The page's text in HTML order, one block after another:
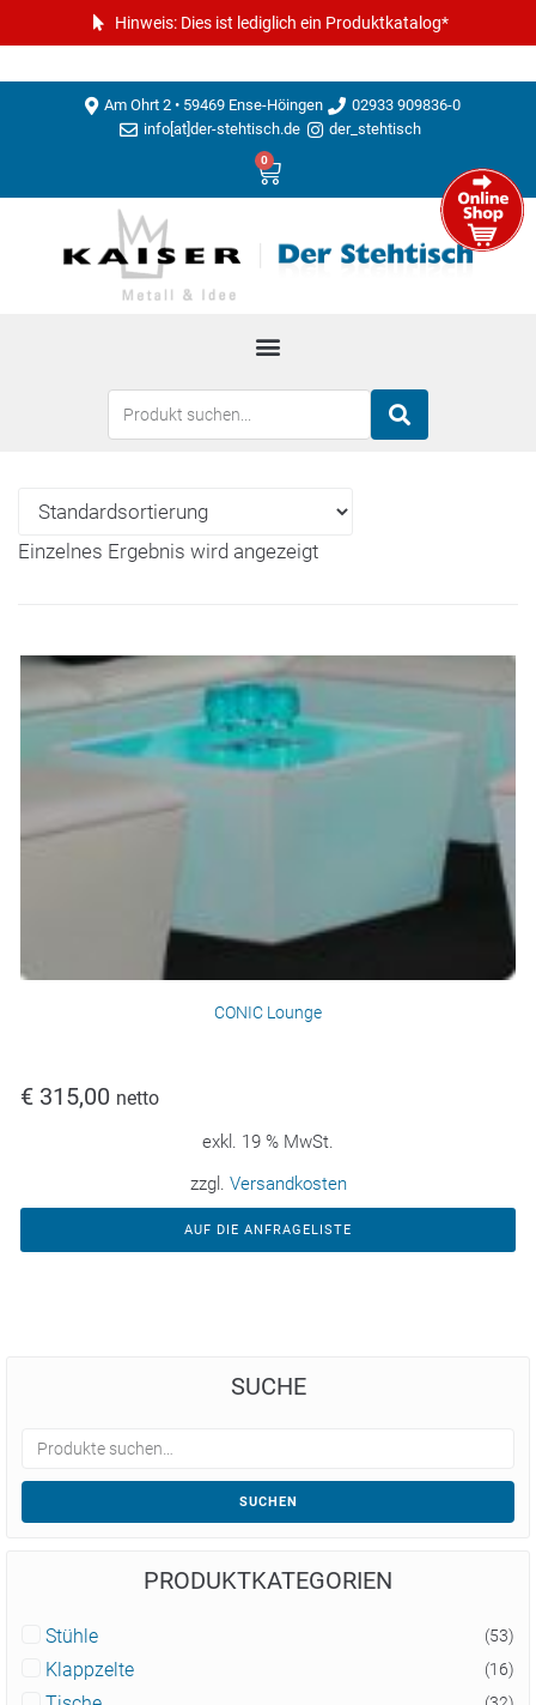
Hinweis: Dies ist lediglich ein Produktkatalog*
Am Ohrt 2 • 59469 Ense-Höingen
02933 909836-0
info[at]der-stehtisch.de
der_stehtisch
0
Einzelnes Ergebnis wird angezeigt
CONIC Lounge
€ 315,00 netto
exkl. 19 % MwSt.
zzgl. Versandkosten
AUF DIE ANFRAGELISTE
SUCHE
SUCHEN
PRODUKTKATEGORIEN
Stühle (53)
Klappzelte (16)